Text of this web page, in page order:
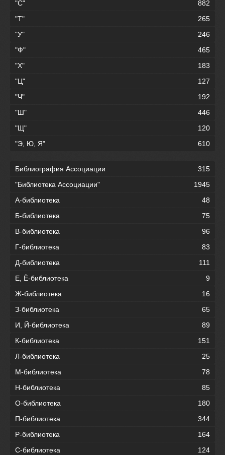
"С"
882
"Т"
265
"У"
246
"Ф"
465
"Х"
183
"Ц"
127
"Ч"
192
"Ш"
446
"Щ"
120
"Э, Ю, Я"
610
Библиография Ассоциации
315
"Библиотека Ассоциации"
1945
А-библиотека
48
Б-библиотека
75
В-библиотека
96
Г-библиотека
83
Д-библиотека
111
Е, Ё-библиотека
9
Ж-библиотека
16
З-библиотека
65
И, Й-библиотека
89
К-библиотека
151
Л-библиотека
25
М-библиотека
78
Н-библиотека
85
О-библиотека
180
П-библиотека
344
Р-библиотека
164
С-библиотека
124